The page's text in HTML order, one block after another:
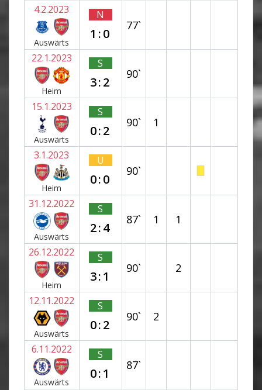
4.2.2023
Auswärts
N
1:0
77`
22.1.2023
Heim
S
3:2
90`
15.1.2023
Auswärts
S
0:2
90` 1
3.1.2023
Heim
U
0:0
90`
31.12.2022
Auswärts
S
2:4
87` 1 1
26.12.2022
Heim
S
3:1
90` 2
12.11.2022
Auswärts
S
0:2
90` 2
6.11.2022
Auswärts
S
0:1
87`